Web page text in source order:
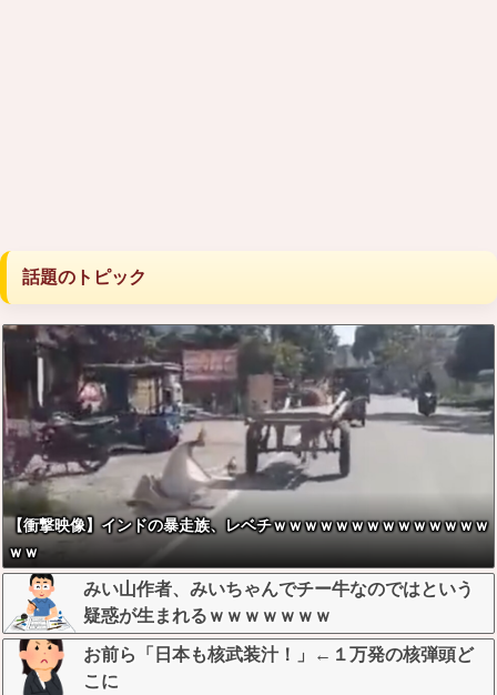
話題のトピック
【衝撃映像】インドの暴走族、レベチｗｗｗｗｗｗｗｗｗｗｗｗｗｗ
ｗｗ
みい山作者、みいちゃんでチー牛なのではという
疑惑が生まれるｗｗｗｗｗｗｗ
お前ら「日本も核武装汁！」←１万発の核弾頭ど
こに